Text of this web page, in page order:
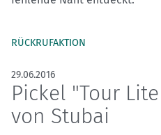
RÜCKRUFAKTION
29.06.2016
Pickel "Tour
von Stubai